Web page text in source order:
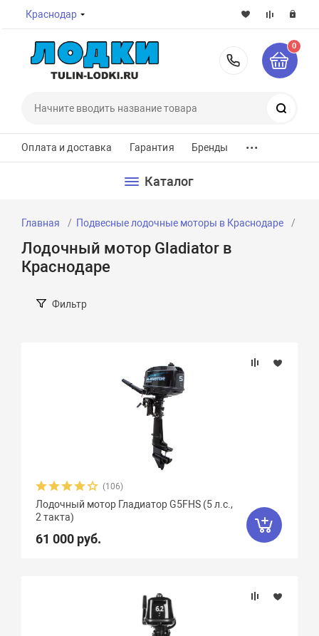
Краснодар
8-800-
0
Оплата и доставка Гарантия Бренды ...
Каталог
Главная Подвесные лодочные моторы в Краснодаре
Лодочный мотор Gladiator в
Краснодаре
Фильтр
Количество цилиндров
Объем двигателя, куб. см.
(106)
Лодочный мотор Гладиатор G5FHS (5 л.с.,
2 такта)
61 000 руб.